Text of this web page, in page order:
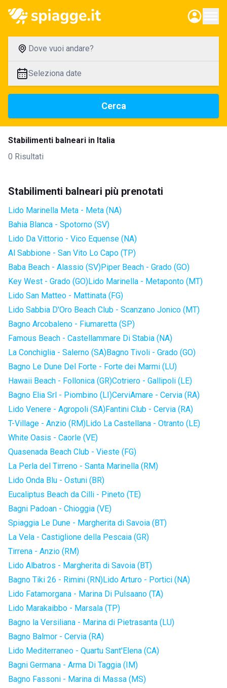
Dove vuoi andare?
Seleziona date
Cerca
Stabilimenti balneari in Italia
0 Risultati
Stabilimenti balneari più prenotati
Lido Marinella Meta - Meta (NA)
Bahia Blanca - Spotorno (SV)
Lido Da Vittorio - Vico Equense (NA)
Al Sabbione - San Vito Lo Capo (TP)
Baba Beach - Alassio (SV)Piper Beach - Grado (GO)
Key West - Grado (GO)Lido Marinella - Metaponto (MT)
Lido San Matteo - Mattinata (FG)
Lido Sabbia D'Oro Beach Club - Scanzano Jonico (MT)
Bagno Arcobaleno - Fiumaretta (SP)
Famous Beach - Castellammare Di Stabia (NA)
La Conchiglia - Salerno (SA)Bagno Tivoli - Grado (GO)
Bagno Le Dune Del Forte - Forte dei Marmi (LU)
Hawaii Beach - Follonica (GR)Cotriero - Gallipoli (LE)
Bagno Elia Srl - Piombino (LI)CerviAmare - Cervia (RA)
Lido Venere - Agropoli (SA)Fantini Club - Cervia (RA)
T-Village - Anzio (RM)Lido La Castellana - Otranto (LE)
White Oasis - Caorle (VE)
Quasenada Beach Club - Vieste (FG)
La Perla del Tirreno - Santa Marinella (RM)
Lido Onda Blu - Ostuni (BR)
Eucaliptus Beach da Cilli - Pineto (TE)
Bagni Padoan - Chioggia (VE)
Spiaggia Le Dune - Margherita di Savoia (BT)
La Vela - Castiglione della Pescaia (GR)
Tirrena - Anzio (RM)
Lido Albatros - Margherita di Savoia (BT)
Bagno Tiki 26 - Rimini (RN)Lido Arturo - Portici (NA)
Lido Fatamorgana - Marina Di Pulsaano (TA)
Lido Marakaibbo - Marsala (TP)
Bagno la Versiliana - Marina di Pietrasanta (LU)
Bagno Balmor - Cervia (RA)
Lido Mediterraneo - Quartu Sant'Elena (CA)
Bagni Germana - Arma Di Taggia (IM)
Bagno Fassoni - Marina di Massa (MS)